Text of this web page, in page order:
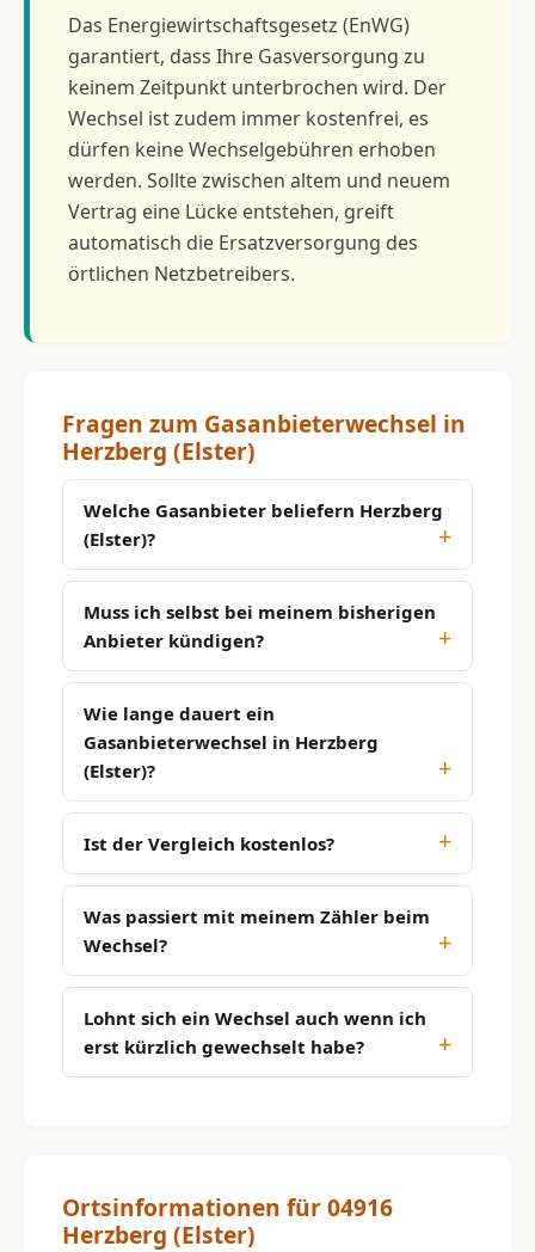
Das Energiewirtschaftsgesetz (EnWG)
garantiert, dass Ihre Gasversorgung zu
keinem Zeitpunkt unterbrochen wird. Der
Wechsel ist zudem immer kostenfrei, es
dürfen keine Wechselgebühren erhoben
werden. Sollte zwischen altem und neuem
Vertrag eine Lücke entstehen, greift
automatisch die Ersatzversorgung des
örtlichen Netzbetreibers.
Fragen zum Gasanbieterwechsel in
Herzberg (Elster)
Welche Gasanbieter beliefern Herzberg
(Elster)?
Muss ich selbst bei meinem bisherigen
Anbieter kündigen?
Wie lange dauert ein
Gasanbieterwechsel in Herzberg
(Elster)?
Ist der Vergleich kostenlos?
Was passiert mit meinem Zähler beim
Wechsel?
Lohnt sich ein Wechsel auch wenn ich
erst kürzlich gewechselt habe?
Ortsinformationen für 04916
Herzberg (Elster)